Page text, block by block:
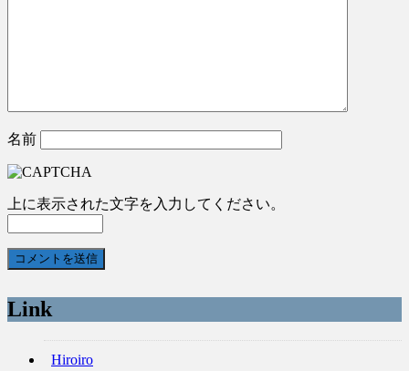
名前
上に表示された文字を入力してください。
Link
Hiroiro